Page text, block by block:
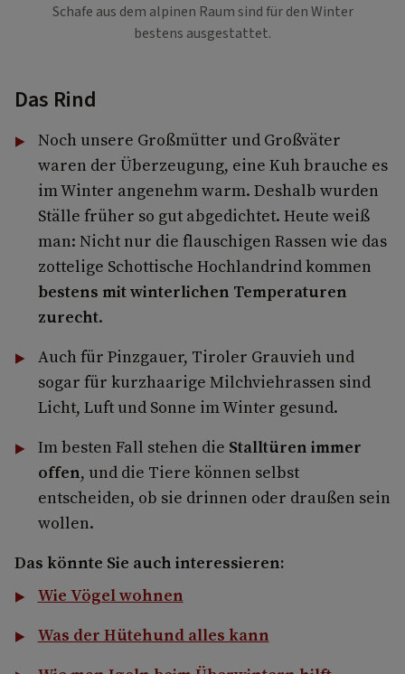
Schafe aus dem alpinen Raum sind für den Winter
bestens ausgestattet.
Das Rind
Noch unsere Großmütter und Großväter
waren der Überzeugung, eine Kuh brauche es
im Winter angenehm warm. Deshalb wurden
Ställe früher so gut abgedichtet. Heute weiß
man: Nicht nur die flauschigen Rassen wie das
zottelige Schottische Hochlandrind kommen
bestens mit winterlichen Temperaturen
zurecht.
Auch für Pinzgauer, Tiroler Grauvieh und
sogar für kurzhaarige Milchviehrassen sind
Licht, Luft und Sonne im Winter gesund.
Im besten Fall stehen die Stalltüren immer
offen, und die Tiere können selbst
entscheiden, ob sie drinnen oder draußen sein
wollen.
Das könnte Sie auch interessieren:
Wie Vögel wohnen
Was der Hütehund alles kann